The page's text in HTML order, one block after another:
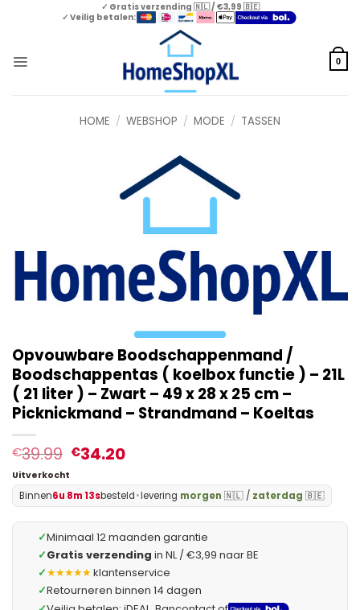
✓ Gratis verzending 🇳🇱 / €3,99 🇧🇪
✓ Veilig betalen:
0
HOME / WEBSHOP / MODE / TASSEN
Opvouwbare Boodschappenmand /
Boodschappentas ( koelbox functie ) – 21L
( 21 liter ) – Zwart – 49 x 28 x 25 cm –
Picknickmand – Strandmand – Koeltas
€39.99 €34.20
Uitverkocht
Binnen6u 8m 12sbesteld•levering morgen 🇳🇱 / zaterdag 🇧🇪
✓Minimaal 12 maanden garantie
✓Gratis verzending in NL / €3,99 naar BE
✓★★★★★klantenservice
✓Retourneren binnen 14 dagen